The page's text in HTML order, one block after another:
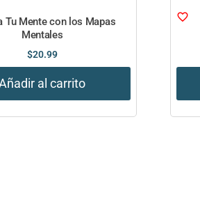
Tu Mente con los Mapas
Mentales
$20.99
al carrito